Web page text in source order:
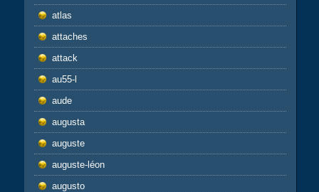
atlas
attaches
attack
au55-l
aude
augusta
auguste
auguste-léon
augusto